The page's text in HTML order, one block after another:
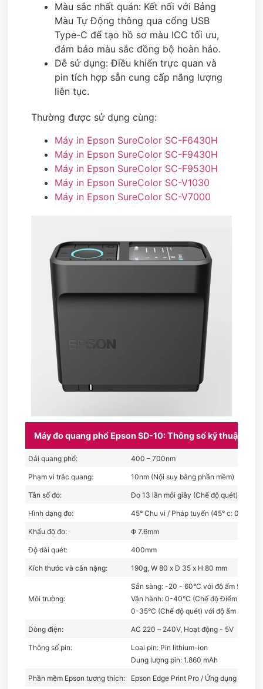
Màu sắc nhất quán: Kết nối với Bảng
Màu Tự Động thông qua cổng USB
Type-C để tạo hồ sơ màu ICC tối ưu,
đảm bảo màu sắc đồng bộ hoàn hảo.
Dễ sử dụng: Điều khiển trực quan và
pin tích hợp sẵn cung cấp năng lượng
liên tục.
Thường được sử dụng cùng:
Máy in Epson SureColor SC-F6430H
Máy in Epson SureColor SC-F9430H
Máy in Epson SureColor SC-F9530H
Máy in Epson SureColor SC-V1030
Máy in Epson SureColor SC-V7000
Máy đo quang phổ Epson SD-10: Thông số kỹ thuật
Dải quang phổ: 400 – 700nm
Phạm vi trắc quang: 10nm (Nội suy bằng phần mềm)
Tần số đo: Đo 13 lần mỗi giây (Chế độ quét)
Hình dạng đo: 45° Chu vi / Pháp tuyến (45° c: 0°)
Khẩu độ đo: Φ 7.6mm
Độ dài quét: 400mm
Kích thước và cân nặng: 190g, W 80 x D 35 x H 80 mm
Môi trường:
Sẵn sàng: -20 - 60°С với độ ẩm 5-85%
Vận hành: 0-40°С (Chế độ Điểm) /
0-35°С (Chế độ quét) với độ ẩm 5-85%
Dòng điện: AC 220 – 240V, Hoạt động - 5V
Thông số pin:
Loại pin: Pin lithium-ion
Dung lượng pin: 1.860 mAh
Phần mềm Epson tương thích: Epson Edge Print Pro / Ứng dụng máy